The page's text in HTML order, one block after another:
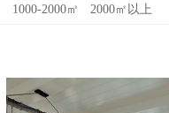
1000-2000㎡ 2000㎡以上